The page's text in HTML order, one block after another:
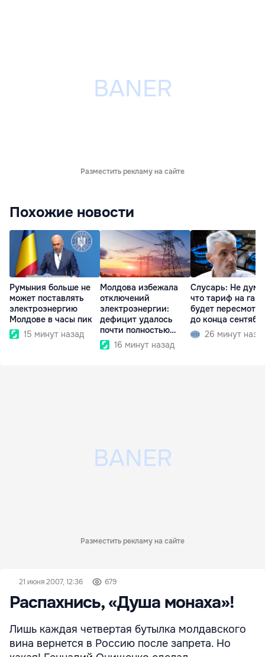
Разместить рекламу на сайте
Похожие новости
Румыния больше не
может поставлять
электроэнергию
Молдове в часы пик
15 минут назад
Молдова избежала
отключений
электроэнергии:
дефицит удалось
почти полностью
покрыть
16 минут назад
Слусарь: Не
что тариф на газ
будет
до конца
26 минут
Разместить рекламу на сайте
21 июня 2007, 12:36 679
Распахнись, «Душа монаха»!
Лишь каждая четвертая бутылка молдавского
вина вернется в Россию после запрета. Но